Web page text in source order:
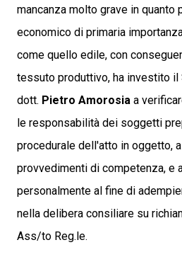
mancanza molto grave in quanto
economico di primaria
come quello edile, con
tessuto produttivo, ha investito il
dott. Pietro Amorosia a
le responsabilità dei soggetti
procedurale dell'atto in oggetto,
provvedimenti di competenza, e
personalmente al fine di
nella delibera consiliare su
Ass/to Reg.le.